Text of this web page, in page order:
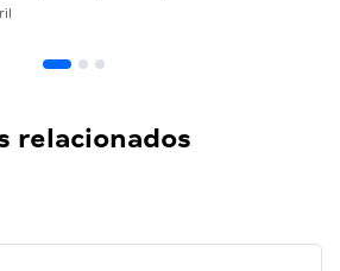
relacionados